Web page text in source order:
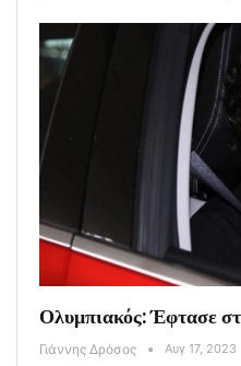
Ολυμπιακός: Έφτασε
Γιάννης Δρόσος Αυγ 17, 2023